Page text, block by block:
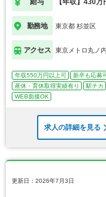
勤務地 東京都 杉並区
アクセス 東京メトロ丸ノ
年収550万円以上可 新卒も応募
産休・育休取得実績有り
駅チカ
WEB面接OK
求人の詳細を見る
更新日：2026年7月3日